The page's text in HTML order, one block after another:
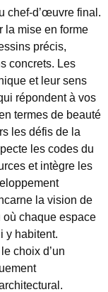
chef-d’œuvre final.
la mise en forme
précis,
concrets. Les
et leur sens
répondent à vos
termes de beauté
les défis de la
les codes du
et intègre les
la vision de
où chaque espace
y habitent.
choix d’un